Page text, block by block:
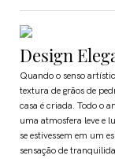
Design
Quando o senso
textura de grãos de
casa é criada. Todo o
uma atmosfera leve e
se estivessem em um
sensação de